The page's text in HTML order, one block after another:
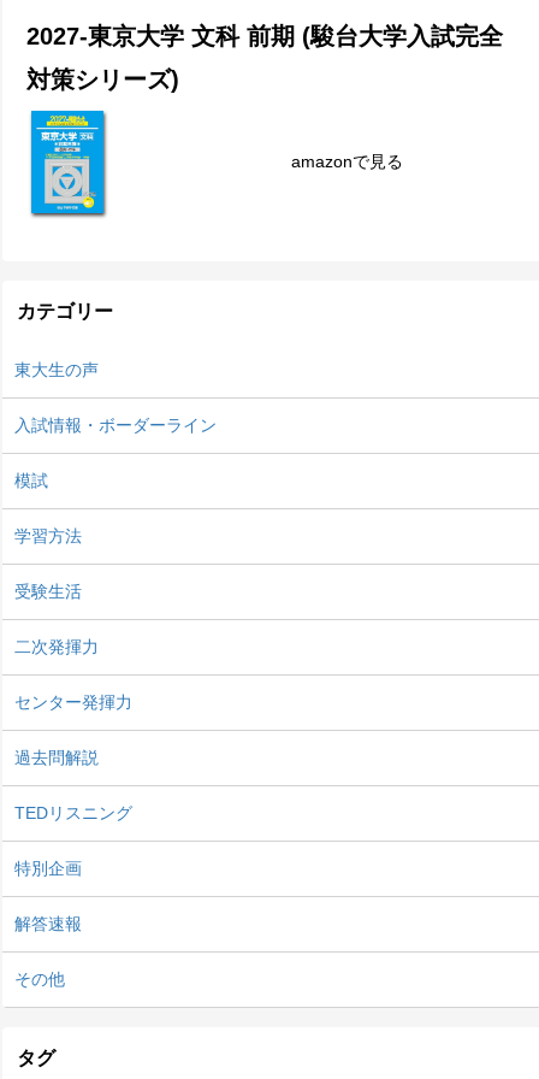
2027-東京大学 文科 前期 (駿台大学入試完全
対策シリーズ)
amazonで見る
カテゴリー
東大生の声
入試情報・ボーダーライン
模試
学習方法
受験生活
二次発揮力
センター発揮力
過去問解説
TEDリスニング
特別企画
解答速報
その他
タグ